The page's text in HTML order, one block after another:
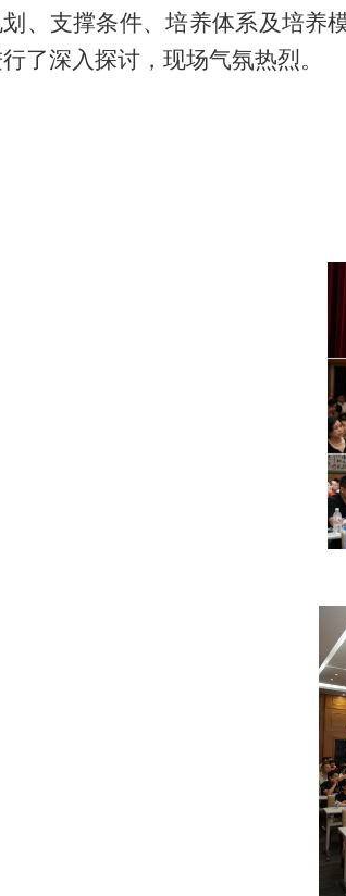
、支撑条件、培养体系及培养
了深入探讨，现场气氛热烈。